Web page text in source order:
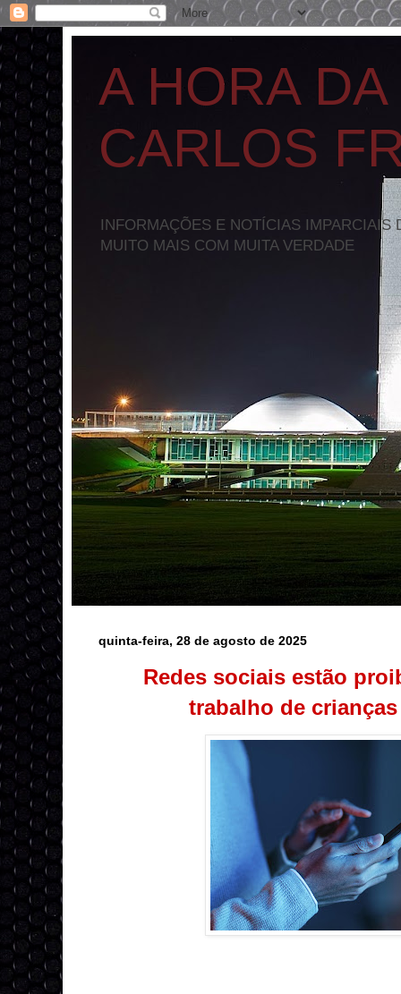
A HORA
CARLOS
INFORMAÇÕES E NOTÍCIAS
MUITO MAIS COM MUITA VERDADE
quinta-feira, 28 de agosto de 2025
Redes sociais estão
trabalho de